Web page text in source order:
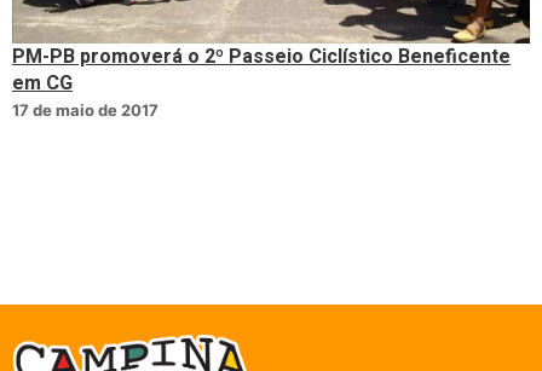
PM-PB promoverá o 2º Passeio Ciclístico Beneficente
em CG
17 de maio de 2017